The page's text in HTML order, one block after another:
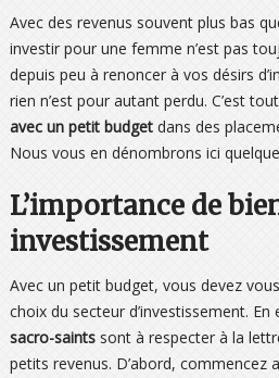
Avec des revenus souvent plus bas
investir pour une femme n’est pas
depuis peu à renoncer à vos désirs
rien n’est pour autant perdu. C’est
avec un petit budgetdans des
Nous vous en dénombrons ici
L’importance de
investissement
Avec un petit budget, vous devez
choix du secteur d’investissement. En
sacro-saints sont à respecter à la
petits revenus. D’abord, commencez